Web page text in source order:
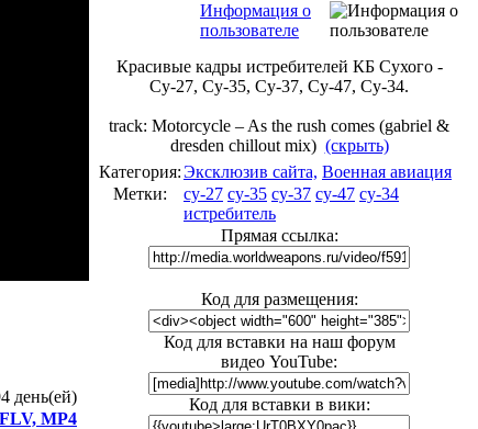
день(ей)
MP4
Информация о
пользователе
Красивые кадры истребителей КБ Сухого -
Су-27, Су-35, Су-37, Су-47, Су-34.
track: Motorcycle – As the rush comes (gabriel &
dresden chillout mix) (скрыть)
Категория:Эксклюзив сайта, Военная авиация
Метки:
су-27 су-35 су-37 су-47 су-34
истребитель
Прямая ссылка:
Код для размещения:
Код для вставки на наш форум
видео YouTube:
Код для вставки в вики: